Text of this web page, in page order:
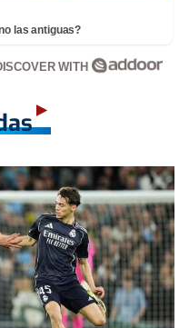
las antiguas?
WITH